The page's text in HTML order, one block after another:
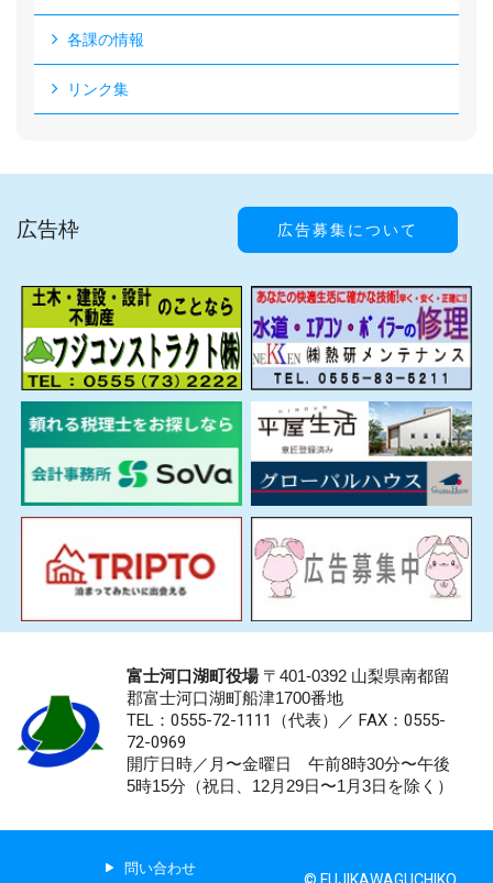
各課の情報
リンク集
広告枠 広告募集について
富士河口湖町役場〒401-0392 山梨県南都留
郡富士河口湖町船津1700番地
TEL：0555-72-1111 （代表）／ FAX：0555-
72-0969
開庁日時／月〜金曜日 午前8時30分〜午後
5時15分（祝日、12月29日〜1月3日を除く）
問い合わせ